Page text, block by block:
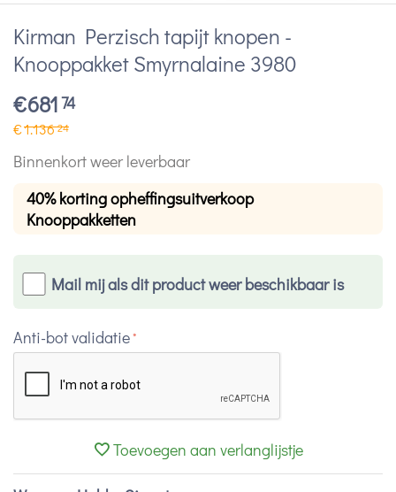
Kirman Perzisch tapijt knopen -
Knooppakket Smyrnalaine 3980
€68174
€1.13624
Binnenkort weer leverbaar
40% korting opheffingsuitverkoop
Knooppakketten
Mail mij als dit product weer beschikbaar is
Anti-bot validatie
Toevoegen aan verlanglijstje